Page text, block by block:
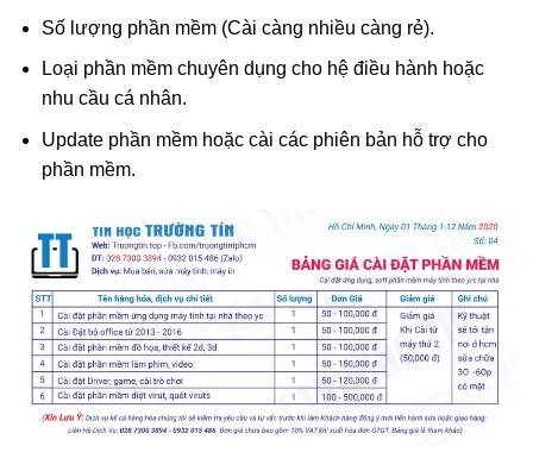
Số lượng phần mềm (Cài càng nhiều càng rẻ).
Loại phần mềm chuyên dụng cho hệ điều hành hoặc
nhu cầu cá nhân.
Update phần mềm hoặc cài các phiên bản hỗ trợ cho
phần mềm.